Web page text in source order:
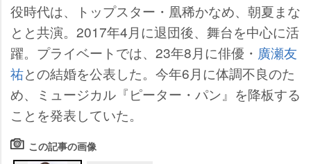
役時代は、トップスター・凰稀かなめ、朝夏まな
とと共演。2017年4月に退団後、舞台を中心に活
躍。プライベートでは、23年8月に俳優・ 廣瀬友
祐との結婚を公表した。今年6月に体調不良のた
め、ミュージカル『ピーター・パン』を降板する
ことを発表していた。
この記事の画像